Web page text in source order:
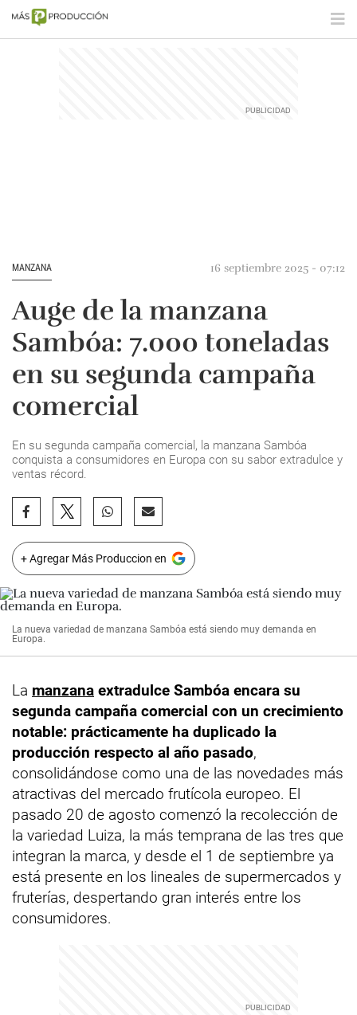
MANZANA 16 septiembre 2025 - 07:12
Auge de la manzana
Sambóa: 7.000 toneladas
en su segunda campaña
comercial
En su segunda campaña comercial, la manzana Sambóa
conquista a consumidores en Europa con su sabor extradulce y
ventas récord.
+ Agregar Más Produccion en
La nueva variedad de manzana Sambóa está siendo muy demanda en
Europa.
La manzana extradulce Sambóa encara su
segunda campaña comercial con un crecimiento
notable: prácticamente ha duplicado la
producción respecto al año pasado,
consolidándose como una de las novedades más
atractivas del mercado frutícola europeo. El
pasado 20 de agosto comenzó la recolección de
la variedad Luiza, la más temprana de las tres que
integran la marca, y desde el 1 de septiembre ya
está presente en los lineales de supermercados y
fruterías, despertando gran interés entre los
consumidores.